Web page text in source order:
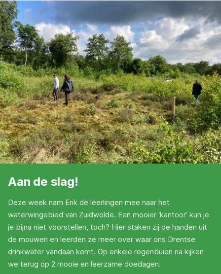
Aan de slag!
Deze week nam Erik de leerlingen mee naar het
waterwingebied van Zuidwolde. Een mooier ‘kantoor’ kun je
je bijna niet voorstellen, toch? Hier staken zij de handen uit
de mouwen en leerden ze meer over waar ons Drentse
drinkwater vandaan komt. Op enkele regenbuien na kijken
we terug op 2 mooie en leerzame doedagen.